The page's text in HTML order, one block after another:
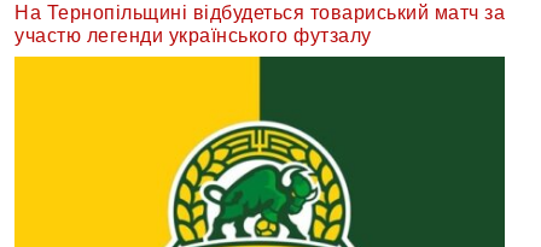
На Тернопільщині відбудеться товариський матч за
участю легенди українського футзалу